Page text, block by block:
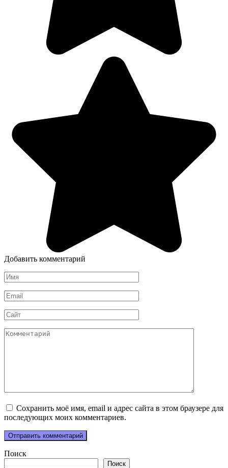
Добавить комментарий
Имя
*
Email
*
Сайт
Комментарий
Сохранить моё имя, email и адрес сайта в этом браузере для
последующих моих комментариев.
Поиск
Поиск